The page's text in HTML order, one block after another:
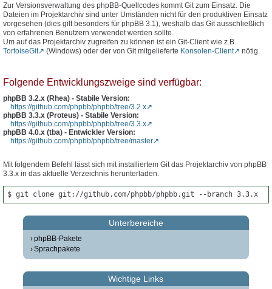
Zur Versionsverwaltung des phpBB-Quellcodes kommt Git zum Einsatz. Die
Dateien im Projektarchiv sind unter Umständen nicht für den produktiven Einsatz
vorgesehen (dies gilt besonders für phpBB 3.1), weshalb das Git ausschließlich
von erfahrenen Benutzern verwendet werden sollte.
Um auf das Projektarchiv zugreifen zu können ist ein Git-Client wie z.B.
TortoiseGit
(Windows) oder der von Git mitgelieferte Konsolen-Client nötig.
Folgende Entwicklungszweige sind verfügbar:
phpBB 3.2.x (Rhea) - Stabile Version:
https://github.com/phpbb/phpbb/tree/3.2.x
phpBB 3.3.x (Proteus) - Stabile Version:
https://github.com/phpbb/phpbb/tree/3.3.x
phpBB 4.0.x (tba) - Entwickler Version:
https://github.com/phpbb/phpbb/tree/master
Mit folgendem Befehl lässt sich mit installiertem Git das Projektarchiv von phpBB
3.3.x in das aktuelle Verzeichnis herunterladen.
$ git clone git://github.com/phpbb/phpbb.git --branch 3.3.x
Unterbereiche
phpBB-Pakete
Sprachpakete
Wichtige Links